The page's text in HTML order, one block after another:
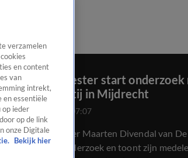
Burgemeester start
schietpartij in Mijdrecht
25 juli 2020, 07:07
Burgemeester Maarten Divendal van
start een onderzoek en toont zijn
verzamelen
en content
van
intrekt,
en essentiële
op ieder
op de link
onze Digitale
Bekijk hier